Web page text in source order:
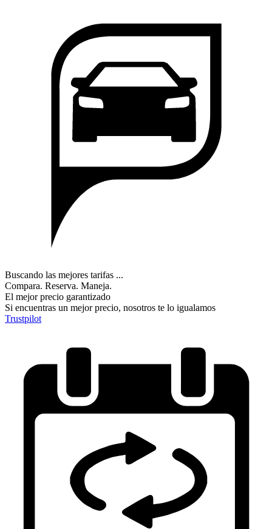
Buscando las mejores tarifas ...
Compara. Reserva. Maneja.
El mejor precio garantizado
Si encuentras un mejor precio, nosotros te lo igualamos
Trustpilot